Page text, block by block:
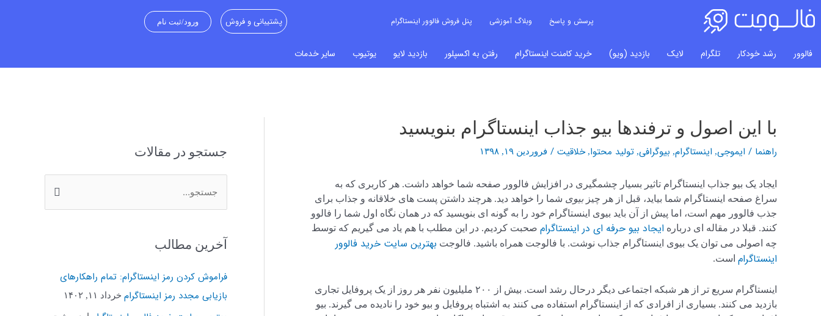
پرسش و پاسخ وبلاگ آموزشی پنل فروش فالوور اینستاگرام پشتیبانی و فروش ورود/ثبت نام
فالوور رشد خودکار تلگرام لایک بازدید (ویو) خرید کامنت اینستاگرام رفتن به اکسپلور بازدید لایو یوتیوب سایر خدمات
با این اصول و ترفندها بیو جذاب اینستاگرام بنویسید
راهنما / ایموجی, اینستاگرام, بیوگرافی, تولید محتوا,خلاقیت / فروردین ۱۹, ۱۳۹۸
ایجاد یک بیو جذاب اینستاگرام تاثیر بسیار چشمگیری در افزایش فالوور صفحه شما خواهد داشت. هر کاربری که به
سراغ صفحه اینستاگرام شما بیاید، قبل از هر چیز بیوی شما را خواهد دید. هرچند داشتن پست های خلاقانه و جذاب برای
جذب فالوور مهم است، اما پیش از آن باید بیوی اینستاگرام خود را به گونه ای بنویسید که در همان نگاه اول شما را فالوو
کنند. قبلا در مقاله ای درباره ایجاد بیو حرفه ای در اینستاگرام صحبت کردیم. در این مطلب با هم یاد می گیریم که توسط
چه اصولی می توان یک بیوی اینستاگرام جذاب نوشت. با فالوجت همراه باشید. فالوجت بهترین سایت خرید فالوور
اینستاگرام است.
اینستاگرام سریع تر از هر شبکه اجتماعی دیگر درحال رشد است. بیش از ۲۰۰ ملیلیون نفر هر روز از یک پروفایل تجاری
بازدید می کنند. بسیاری از افرادی که از اینستاگرام استفاده می کنند به اشتباه پروفایل و بیو خود را نادیده می گیرند. بیو
راهبری
نوشته‌ها
جستجو در مقالات
س
جآخرین مطالب
فراموش کردن رمز اینستاگرام: تمام راهکارهای
بازیابی مجدد رمز اینستاگرام خرداد ۱۱, ۱۴۰۲